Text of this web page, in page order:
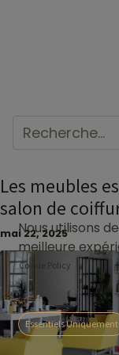
Les meubles
salon de
mai 22, 2025
Nous utilisons
meilleure
Cookie Policy
Essentiels Uniquement